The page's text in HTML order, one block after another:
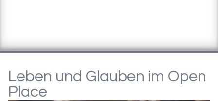
Leben und Glauben im Open
Place